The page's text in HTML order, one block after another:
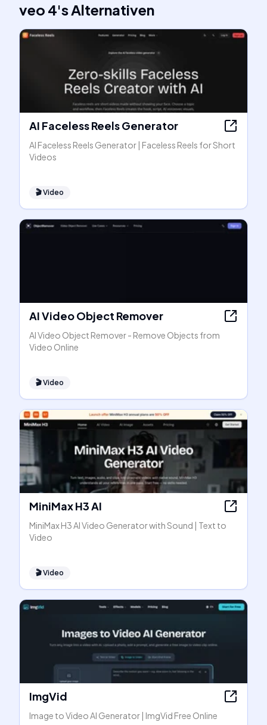
veo 4'sAlternativen
AI Faceless Reels Generator
AI Faceless Reels Generator | Faceless Reels for Short
Videos
🎬Video
AI Video Object Remover
AI Video Object Remover - Remove Objects from
Video Online
🎬Video
MiniMax H3 AI
MiniMax H3 AI Video Generator with Sound | Text to
Video
🎬Video
ImgVid
Image to Video AI Generator | ImgVid Free Online